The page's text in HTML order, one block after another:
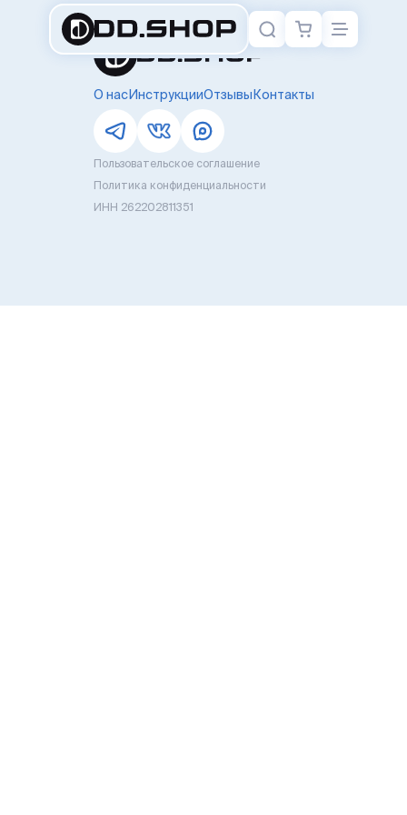
О насИнструкцииОтзывы Контакты
Пользовательское соглашение
Политика конфиденциальности
ИНН 262202811351